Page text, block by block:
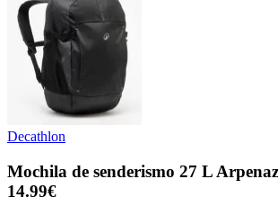
Decathlon
Mochila de senderismo 27 L
14.99€